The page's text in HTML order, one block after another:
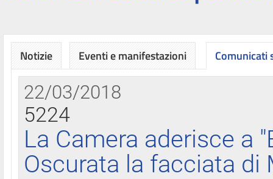
Notizie Eventi e manifestazioni Comunicati
22/03/2018
5224
La Camera aderisce a
Oscurata la facciata di